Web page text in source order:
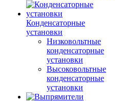
Конденсаторные
установки
Низковольтные
конденсаторные
установки
Высоковольтные
конденсаторные
установки